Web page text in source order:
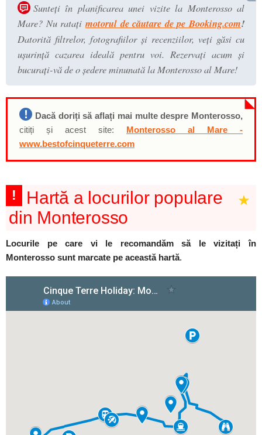
Sunteți în planificarea unei vizite la Monterosso al
Mare? Nu ratați motorul de căutare de pe Booking.com!
Datorită filtrelor, fotografiilor și recenziilor, veți găsi cu
ușurință cazarea ideală pentru voi. Rezervați acum și
bucurați-vă de o ședere minunată la Monterosso al Mare!
Dacă doriți să aflați mai multe despre Monterosso,
citiți și acest site: Monterosso al Mare -
www.bestofcinqueterre.com
!
Hartă a locurilor populare
din Monterosso
Locurile pe care vi le recomandăm să le vizitați în
Monterosso sunt marcate pe această hartă.